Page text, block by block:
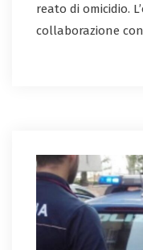
reato di omicidio.
collaborazione